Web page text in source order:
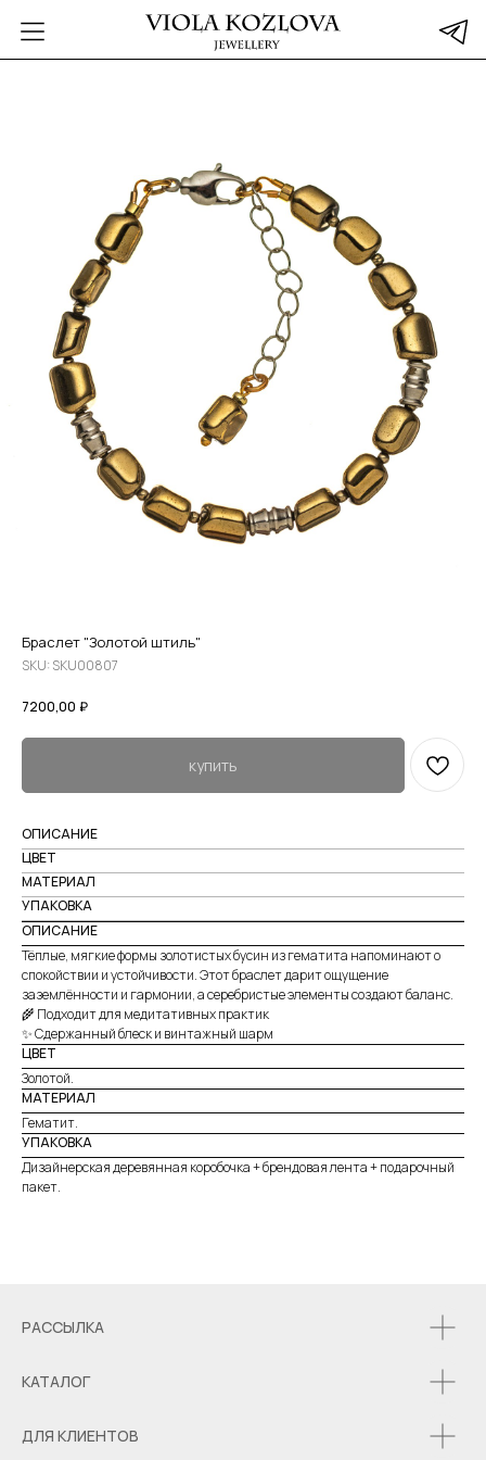
Браслет "Золотой штиль"
SKU: SKU00807
7200,00 ₽
купить
ОПИСАНИЕ
ЦВЕТ
МАТЕРИАЛ
УПАКОВКА
ОПИСАНИЕ
Тёплые, мягкие формы золотистых бусин из гематита напоминают о
спокойствии и устойчивости. Этот браслет дарит ощущение
заземлённости и гармонии, а серебристые элементы создают баланс.
🌾 Подходит для медитативных практик
✨ Сдержанный блеск и винтажный шарм
ЦВЕТ
Золотой.
МАТЕРИАЛ
Гематит.
УПАКОВКА
Дизайнерская деревянная коробочка + брендовая лента + подарочный
пакет.
РАССЫЛКА
КАТАЛОГ
ДЛЯ КЛИЕНТОВ